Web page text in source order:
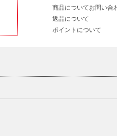
商品についてお問い合
返品について
ポイントについて